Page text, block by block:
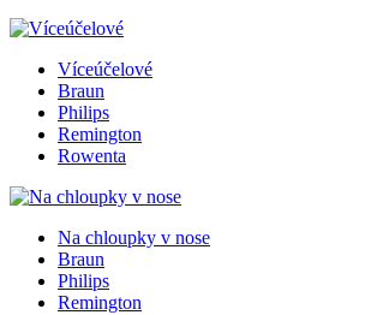
Víceúčelové
Braun
Philips
Remington
Rowenta
Na chloupky v nose
Braun
Philips
Remington